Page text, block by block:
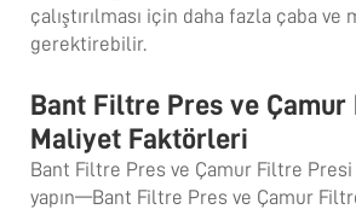
çalıştırılması için daha fazla çaba
gerektirebilir.
Bant Filtre Pres ve
Maliyet Faktörleri
Bant Filtre Pres ve Çamur Filtre Presi
yapın—Bant Filtre Pres ve Çamur